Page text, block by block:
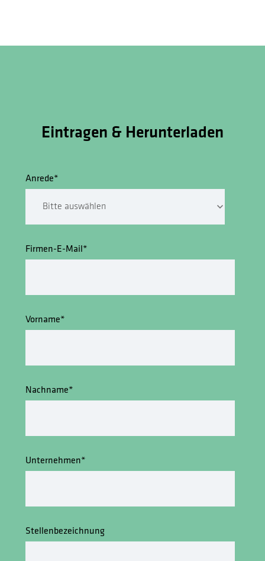
Eintragen & Herunterladen
Anrede*
Firmen-E-Mail*
Vorname*
Nachname*
Unternehmen*
Stellenbezeichnung